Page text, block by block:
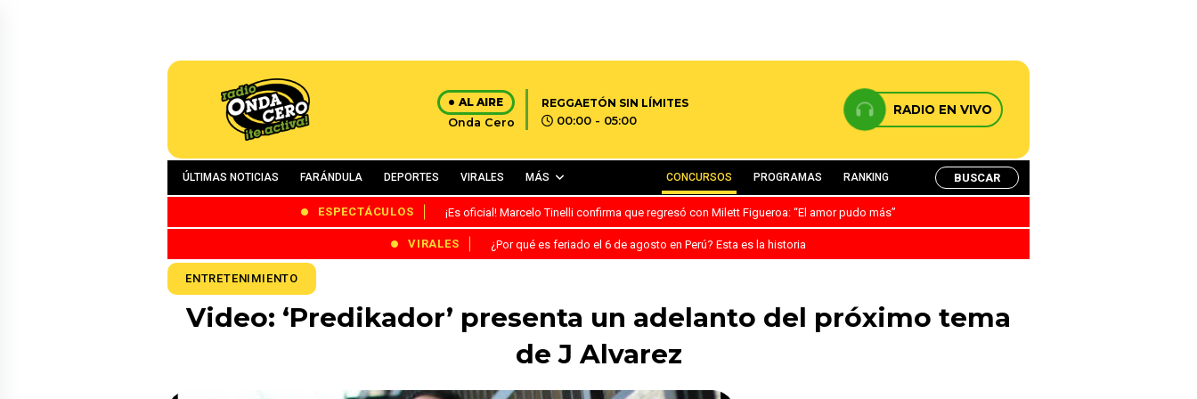
AL AIRE
Onda Cero
REGGAETÓN SIN LÍMITES
00:00 - 05:00
RADIO EN VIVO
ÚLTIMAS NOTICIAS FARÁNDULA DEPORTES VIRALES MÁS CONCURSOS PROGRAMAS RANKING BUSCAR
ESPECTÁCULOS ¡Es oficial! Marcelo Tinelli confirma que regresó con Milett Figueroa: “El amor pudo más”
VIRALES ¿Por qué es feriado el 6 de agosto en Perú? Esta es la historia
ENTRETENIMIENTO
Video: ‘Predikador’ presenta un adelanto del próximo tema
de J Alvarez